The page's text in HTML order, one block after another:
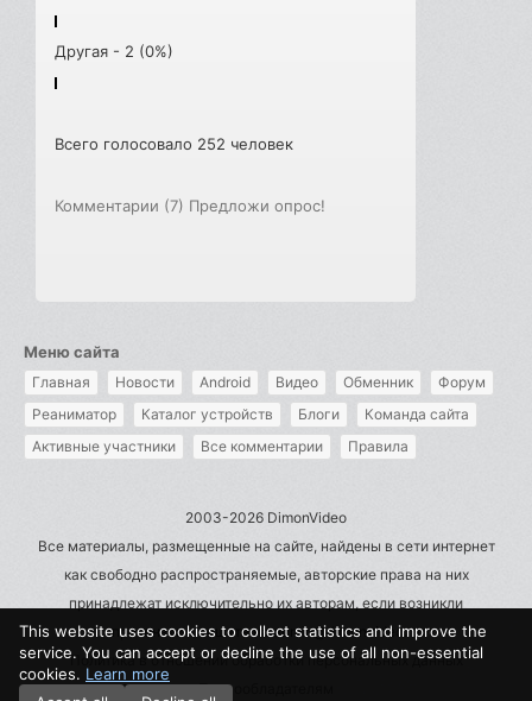
Другая - 2 (0%)
Всего голосовало 252 человек
Комментарии (7) Предложи опрос!
Меню сайта
Главная Новости Android Видео Обменник
Форум
Реаниматор
Каталог устройств Блоги
Команда сайта
Активные участники
Все комментарии Правила
2003-2026 DimonVideo
Все материалы, размещенные на сайте, найдены в сети интернет
как свободно распространяемые, авторские права на них
принадлежат исключительно их авторам, если возникли
претензии - пишите на admin@dimonvideo.ru
Политика в отношении обработки персональных данных
Правообладателям
This website uses cookies to collect statistics and improve the
service. You can accept or decline the use of all non-essential
cookies. Learn more